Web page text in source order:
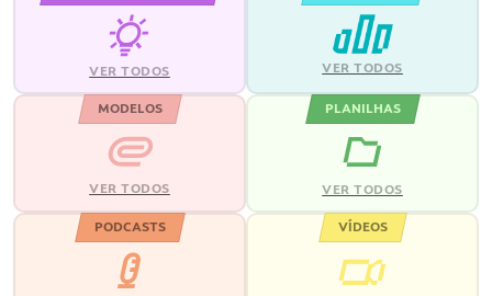
VER TODOS VER TODOS
MODELOS
VER TODOS
PLANILHAS
VER TODOS
PODCASTS VÍDEOS